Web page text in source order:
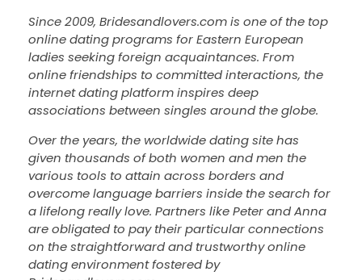
Since 2009, Bridesandlovers.com is one of the top
online dating programs for Eastern European
ladies seeking foreign acquaintances. From
online friendships to committed interactions, the
internet dating platform inspires deep
associations between singles around the globe.
Over the years, the worldwide dating site has
given thousands of both women and men the
various tools to attain across borders and
overcome language barriers inside the search for
a lifelong really love. Partners like Peter and Anna
are obligated to pay their particular connections
on the straightforward and trustworthy online
dating environment fostered by